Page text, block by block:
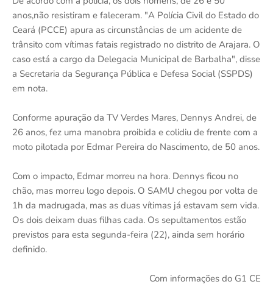
anos,não resistiram e faleceram. "A Polícia Civil do Estado do
Ceará (PCCE) apura as circunstâncias de um acidente de
trânsito com vítimas fatais registrado no distrito de Arajara. O
caso está a cargo da Delegacia Municipal de Barbalha", disse
a Secretaria da Segurança Pública e Defesa Social (SSPDS)
em nota.
Conforme apuração da TV Verdes Mares, Dennys Andrei, de
26 anos, fez uma manobra proibida e colidiu de frente com a
moto pilotada por Edmar Pereira do Nascimento, de 50 anos.
Com o impacto, Edmar morreu na hora. Dennys ficou no
chão, mas morreu logo depois. O SAMU chegou por volta de
1h da madrugada, mas as duas vítimas já estavam sem vida.
Os dois deixam duas filhas cada. Os sepultamentos estão
previstos para esta segunda-feira (22), ainda sem horário
definido.
Com informações do G1 CE